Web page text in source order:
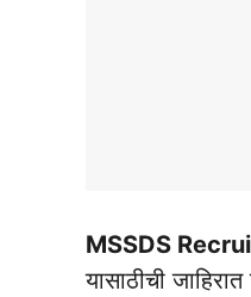
MSSDS
यासाठीची